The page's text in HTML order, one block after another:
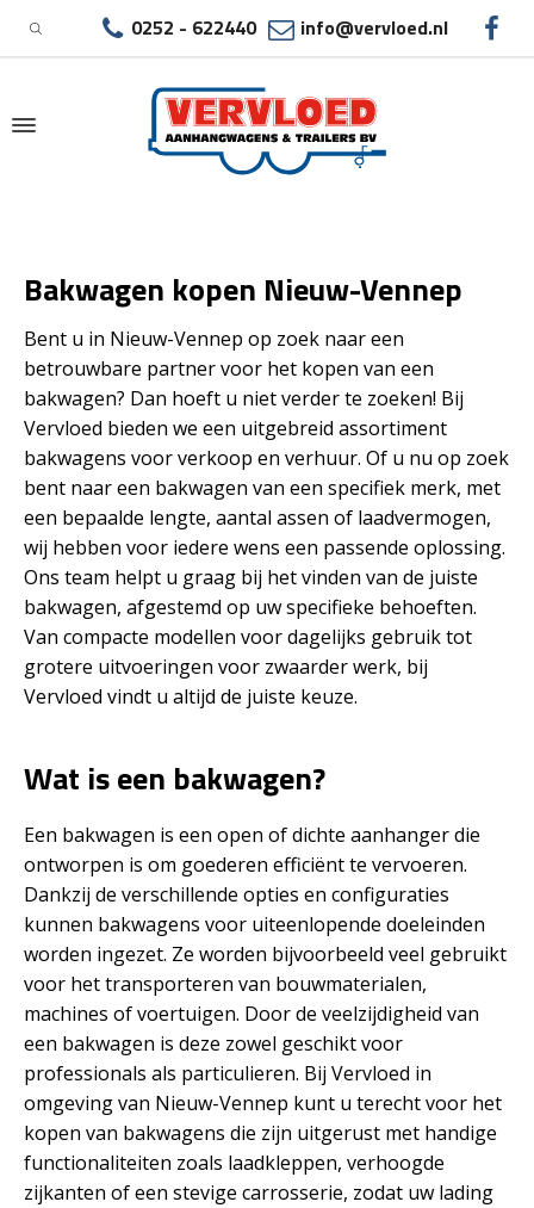
0252 - 622440 info@vervloed.nl
BAKWAGEN KOPEN NIEUW-VENNEP
Bakwagen kopen Nieuw-Vennep
Bent u in Nieuw-Vennep op zoek naar een
betrouwbare partner voor het kopen van een
bakwagen? Dan hoeft u niet verder te zoeken! Bij
Vervloed bieden we een uitgebreid assortiment
bakwagens voor verkoop en verhuur. Of u nu op zoek
bent naar een bakwagen van een specifiek merk, met
een bepaalde lengte, aantal assen of laadvermogen,
wij hebben voor iedere wens een passende oplossing.
Ons team helpt u graag bij het vinden van de juiste
bakwagen, afgestemd op uw specifieke behoeften.
Van compacte modellen voor dagelijks gebruik tot
grotere uitvoeringen voor zwaarder werk, bij
Vervloed vindt u altijd de juiste keuze.
Wat is een bakwagen?
Een bakwagen is een open of dichte aanhanger die
ontworpen is om goederen efficiënt te vervoeren.
Dankzij de verschillende opties en configuraties
kunnen bakwagens voor uiteenlopende doeleinden
worden ingezet. Ze worden bijvoorbeeld veel gebruikt
voor het transporteren van bouwmaterialen,
machines of voertuigen. Door de veelzijdigheid van
een bakwagen is deze zowel geschikt voor
professionals als particulieren. Bij Vervloed in
omgeving van Nieuw-Vennep kunt u terecht voor het
kopen van bakwagens die zijn uitgerust met handige
functionaliteiten zoals laadkleppen, verhoogde
zijkanten of een stevige carrosserie, zodat uw lading